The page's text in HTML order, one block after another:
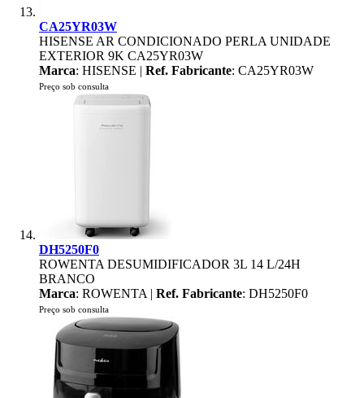
CA25YR03W
HISENSE AR CONDICIONADO PERLA UNIDADE
EXTERIOR 9K CA25YR03W
Marca: HISENSE | Ref. Fabricante: CA25YR03W
Preço sob consulta
DH5250F0
ROWENTA DESUMIDIFICADOR 3L 14 L/24H
BRANCO
Marca: ROWENTA | Ref. Fabricante: DH5250F0
Preço sob consulta